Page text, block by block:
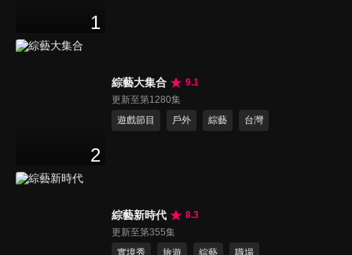
1
2
綜藝大集合
9.1
更新至第1280集
遊戲節目
戶外 綜藝 台灣
綜藝新時代
8.3
更新至第355集
實境秀
旅遊 綜藝 職場